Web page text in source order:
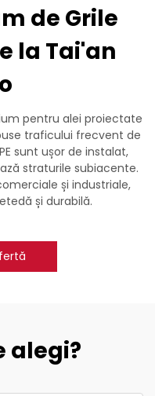
de Grile
la Tai'an
pentru alei proiectate
traficului frecvent de
sunt ușor de instalat,
straturile subiacente.
și industriale,
și durabilă.
alegi?